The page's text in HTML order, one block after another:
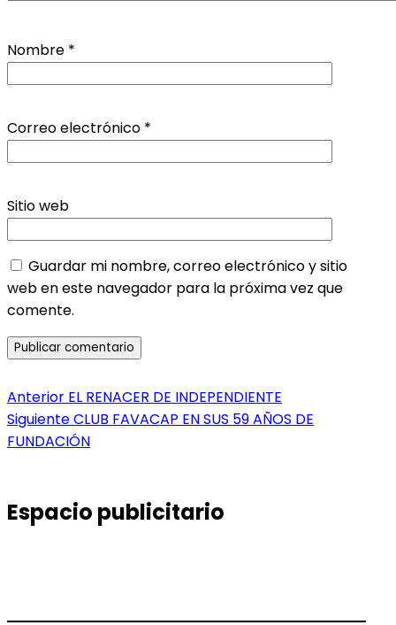
Nombre *
Correo electrónico *
Sitio web
Guardar mi nombre, correo electrónico y sitio
web en este navegador para la próxima vez que
comente.
Navegación
de
Anterior Entrada
anterior:
EL RENACER DE INDEPENDIENTE
SiguienteEntrada
siguiente:
CLUB FAVACAP EN SUS 59 AÑOS DE
FUNDACIÓN
Espacio publicitario